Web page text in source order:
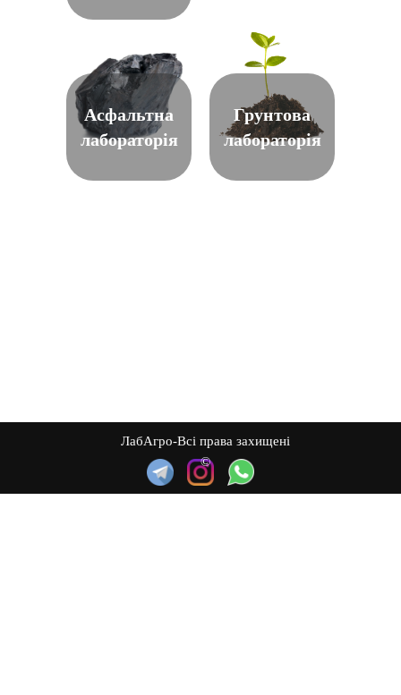
Асфальтна
лабораторія
Грунтова
лабораторія
ЛабАгро-Всі права захищені
©